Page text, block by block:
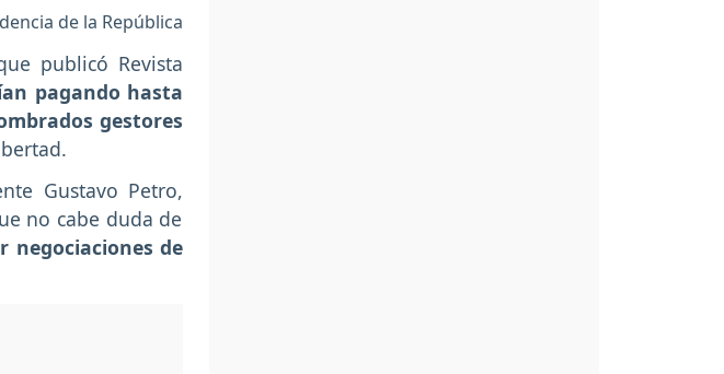
de la República
publicó Revista
pagando hasta
gestores
Gustavo Petro,
no cabe duda de
negociaciones de